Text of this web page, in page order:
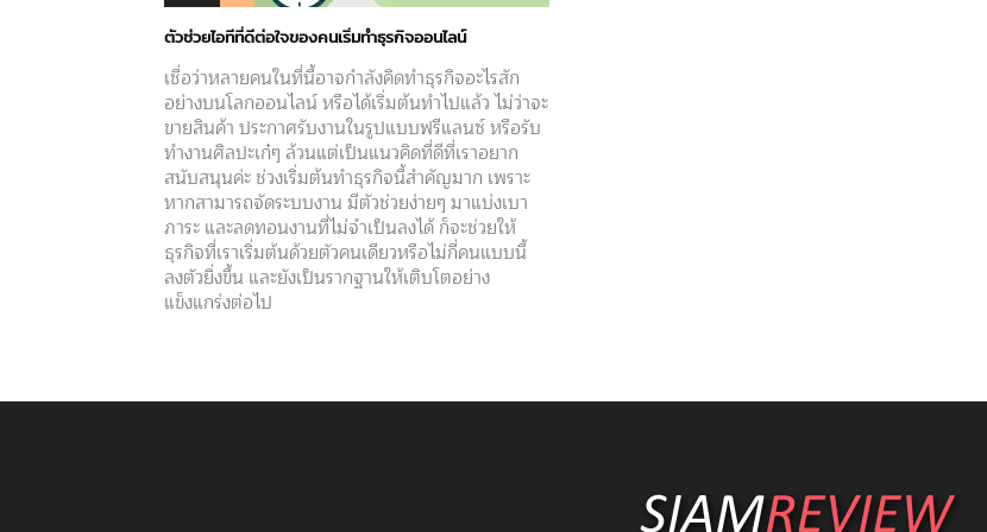
ตัวช่วยไอทีที่ดีต่อใจของคนเริ่มทำธุรกิจออนไลน์
เชื่อว่าหลายคนในที่นี้อาจกำลังคิดทำธุรกิจอะไรสัก
อย่างบนโลกออนไลน์ หรือได้เริ่มต้นทำไปแล้ว ไม่ว่าจะ
ขายสินค้า ประกาศรับงานในรูปแบบฟรีแลนซ์ หรือรับ
ทำงานศิลปะเก๋ๆ ล้วนแต่เป็นแนวคิดที่ดีที่เราอยาก
สนับสนุนค่ะ ช่วงเริ่มต้นทำธุรกิจนี้สำคัญมาก เพราะ
หากสามารถจัดระบบงาน มีตัวช่วยง่ายๆ มาแบ่งเบา
ภาระ และลดทอนงานที่ไม่จำเป็นลงได้ ก็จะช่วยให้
ธุรกิจที่เราเริ่มต้นด้วยตัวคนเดียวหรือไม่กี่คนแบบนี้
ลงตัวยิ่งขึ้น และยังเป็นรากฐานให้เติบโตอย่าง
แข็งแกร่งต่อไป